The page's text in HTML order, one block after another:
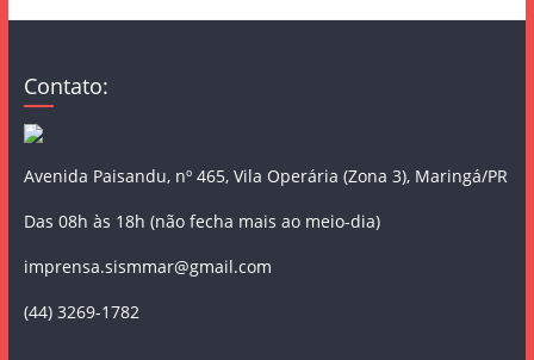
Contato:
Avenida Paisandu, nº 465, Vila Operária (Zona 3), Maringá/PR
Das 08h às 18h (não fecha mais ao meio-dia)
imprensa.sismmar@gmail.com
(44) 3269-1782